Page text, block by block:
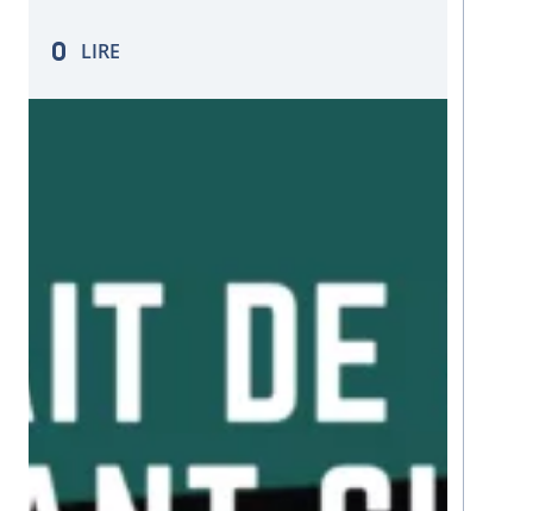
conséquences dramatiques que ce type
de sinistre a sur la continuité…
LIRE